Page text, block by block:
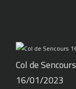
Col de Sencours
16/01/2023